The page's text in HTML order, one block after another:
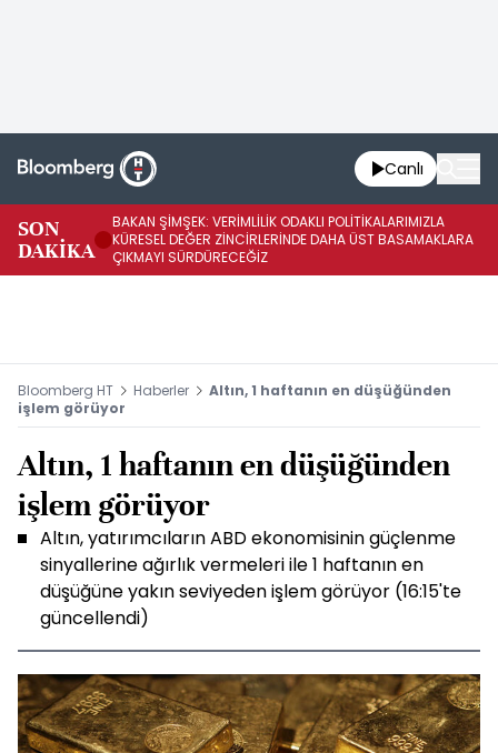
Canlı
SON
DAKİKA
BAKAN ŞİMŞEK: VERİMLİLİK ODAKLI POLİTİKALARIMIZLA
KÜRESEL DEĞER ZİNCİRLERİNDE DAHA ÜST BASAMAKLARA
ÇIKMAYI SÜRDÜRECEĞİZ
Bloomberg HT Haberler
Altın, 1 haftanın en düşüğünden
işlem görüyor
Altın, 1 haftanın en düşüğünden
işlem görüyor
Altın, yatırımcıların ABD ekonomisinin güçlenme
sinyallerine ağırlık vermeleri ile 1 haftanın en
düşüğüne yakın seviyeden işlem görüyor (16:15'te
güncellendi)